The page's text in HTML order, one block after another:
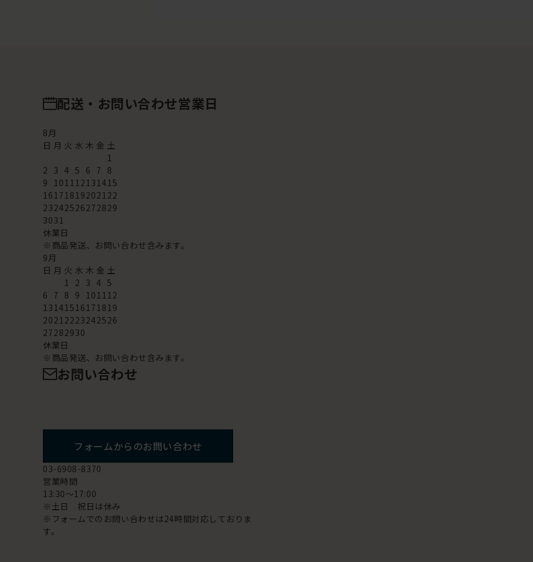
配送・お問い合わせ営業日
8月
日 月 火 水 木 金 土
1
2 3 4 5 6 7 8
9 101112131415
16171819202122
23242526272829
3031
休業日
※商品発送、お問い合わせ含みます。
9月
日 月 火 水 木 金 土
1 2 3 4 5
6 7 8 9 101112
13141516171819
20212223242526
27282930
休業日
※商品発送、お問い合わせ含みます。
お問い合わせ
フォームからのお問い合わせ
03-6908-8370
営業時間
13:30～17:00
※土日 祝日は休み
※フォームでのお問い合わせは24時間対応しておりま
す。